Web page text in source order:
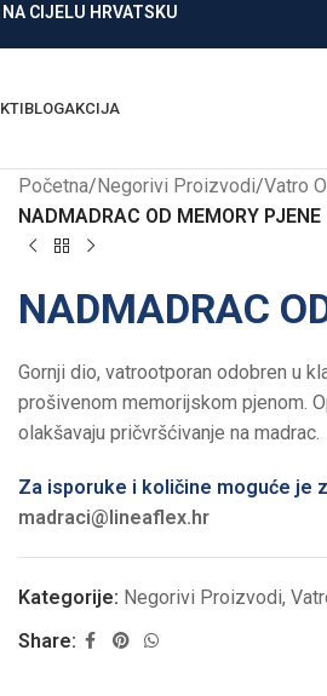
CIJELU HRVATSKU
BLOGAKCIJA
Početna/Negorivi Proizvodi/Vatro
NADMADRAC OD MEMORY PJENE
NADMADRAC
Gornji dio, vatrootporan odobren u
prošivenom memorijskom pjenom.
olakšavaju pričvršćivanje na madrac.
Za isporuke i količine moguće je
madraci@lineaflex.hr
Kategorije: Negorivi Proizvodi,
Share: